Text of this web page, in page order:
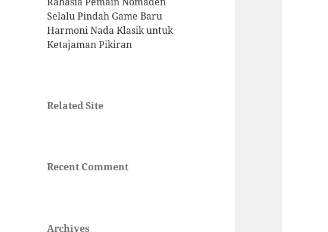
Selalu Pindah Game Baru
Harmoni Nada Klasik untuk
Ketajaman Pikiran
Related Site
Recent Comment
Archives